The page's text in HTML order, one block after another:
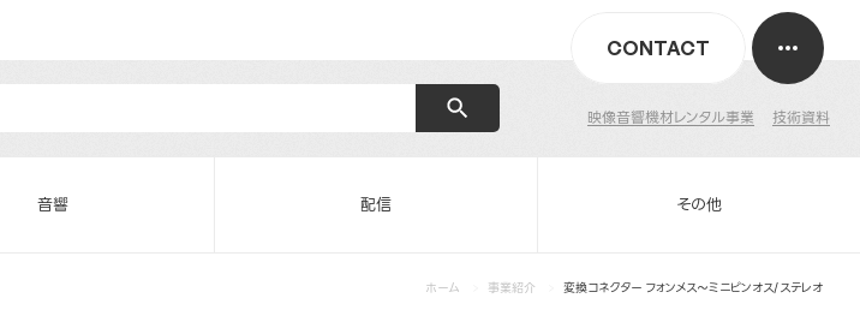
映像音響機材レンタル事業 技術資料
CONTACT
音響 配信 その他
ホーム 事業紹介 変換コネクター フォンメス～ミニピンオス/ステレオ